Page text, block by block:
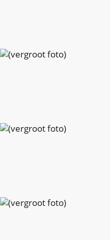
Charlotte
Peeters
Charlotte
Peeters
Charlotte
Peeters